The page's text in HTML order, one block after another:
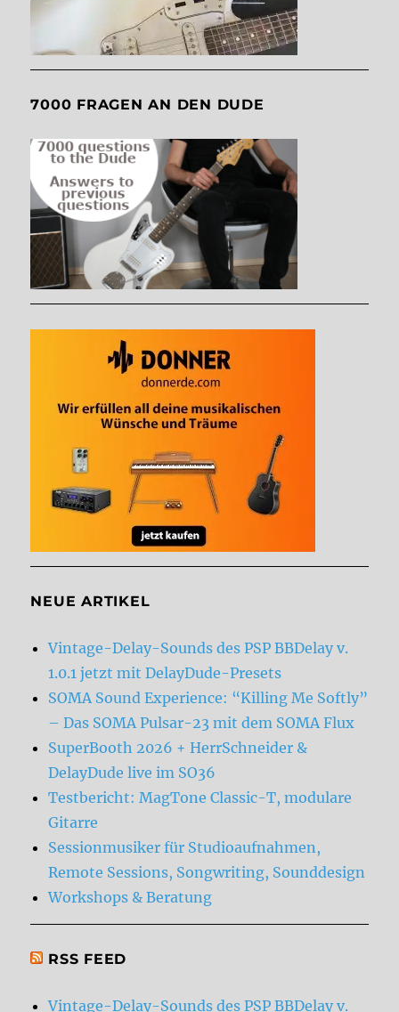
7000 FRAGEN AN DEN DUDE
NEUE ARTIKEL
Vintage-Delay-Sounds des PSP BBDelay v.
1.0.1 jetzt mit DelayDude-Presets
SOMA Sound Experience: “Killing Me Softly”
– Das SOMA Pulsar-23 mit dem SOMA Flux
SuperBooth 2026 + HerrSchneider &
DelayDude live im SO36
Testbericht: MagTone Classic-T, modulare
Gitarre
Sessionmusiker für Studioaufnahmen,
Remote Sessions, Songwriting, Sounddesign
Workshops & Beratung
RSS FEED
Vintage-Delay-Sounds des PSP BBDelay v.